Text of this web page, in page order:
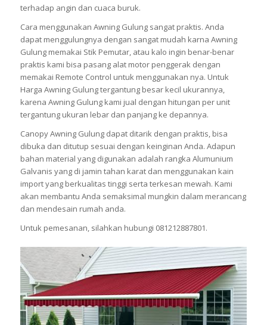
terhadap angin dan cuaca buruk.
Cara menggunakan Awning Gulung sangat praktis. Anda
dapat menggulungnya dengan sangat mudah karna Awning
Gulung memakai Stik Pemutar, atau kalo ingin benar-benar
praktis kami bisa pasang alat motor penggerak dengan
memakai Remote Control untuk menggunakan nya. Untuk
Harga Awning Gulung tergantung besar kecil ukurannya,
karena Awning Gulung kami jual dengan hitungan per unit
tergantung ukuran lebar dan panjang ke depannya.
Canopy Awning Gulung dapat ditarik dengan praktis, bisa
dibuka dan ditutup sesuai dengan keinginan Anda. Adapun
bahan material yang digunakan adalah rangka Alumunium
Galvanis yang di jamin tahan karat dan menggunakan kain
import yang berkualitas tinggi serta terkesan mewah. Kami
akan membantu Anda semaksimal mungkin dalam merancang
dan mendesain rumah anda.
Untuk pemesanan, silahkan hubungi 081212887801.